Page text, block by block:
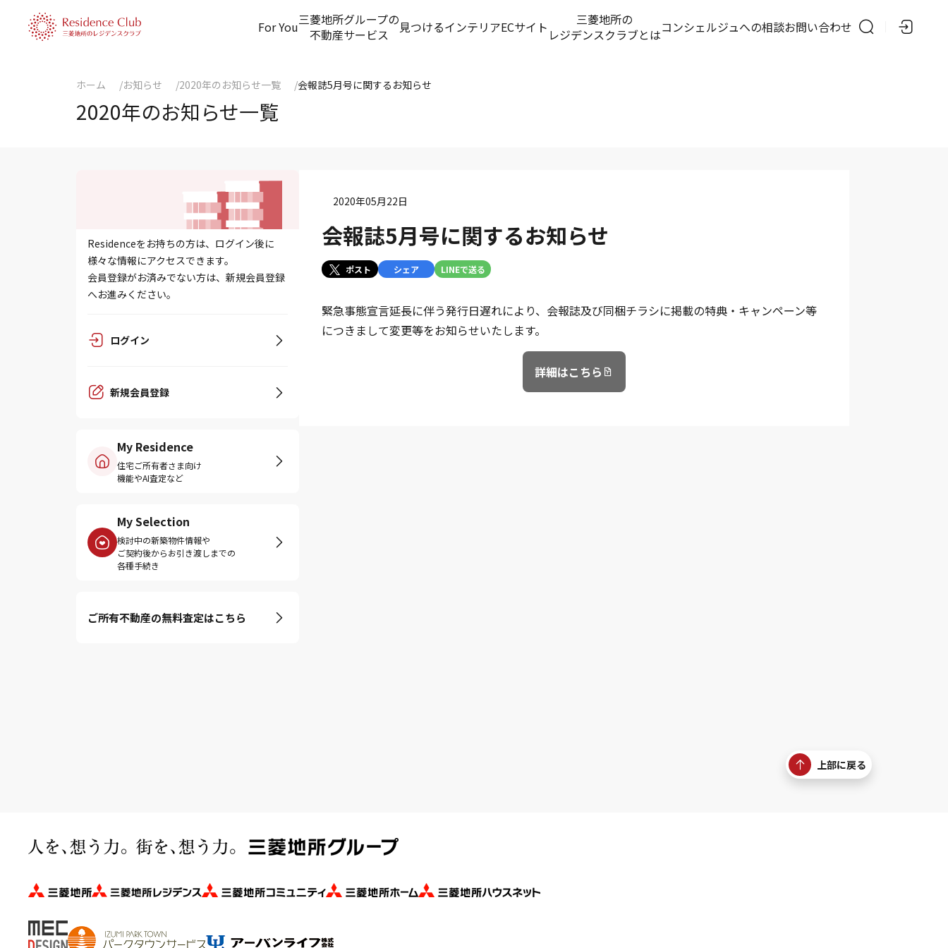
For You三菱地所グループの
不動産サービス
見つけるインテリアECサイト
三菱地所の
レジデンスクラブとはコンシェルジュへの相談お問い合わせ
ホーム お知らせ 2020年のお知らせ一覧 会報誌5月号に関するお知らせ
2020年のお知らせ一覧
Residenceをお持ちの方は、ログイン後に
様々な情報にアクセスできます。
会員登録がお済みでない方は、新規会員登録
へお進みください。
ログイン
新規会員登録
My Residence
住宅ご所有者さま向け
機能やAI査定など
My Selection
検討中の新築物件情報や
ご契約後からお引き渡しまでの
各種手続き
ご所有不動産の無料査定はこちら
2020年05月22日
会報誌5月号に関するお知らせ
ポスト シェア LINEで送る
緊急事態宣言延長に伴う発行日遅れにより、会報誌及び同梱チラシに掲載の特典・キャンペーン等
につきまして変更等をお知らせいたします。
詳細はこちら
上部に戻る